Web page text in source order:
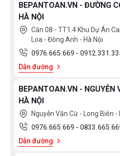
BEPANTOAN.VN - ĐƯỜNG
HÀ NỘI
Căn 08 - TT1.4 Khu Dự Án
Loa - Đông Anh - Hà Nội
0976.665.669 -
Dẫn đường
BEPANTOAN.VN - NGUYỄN
HÀ NỘI
Nguyễn Văn Cừ - Long Biên -
0976.665.669 -
Dẫn đường